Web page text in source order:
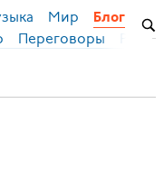
Мир Блог
Переговоры